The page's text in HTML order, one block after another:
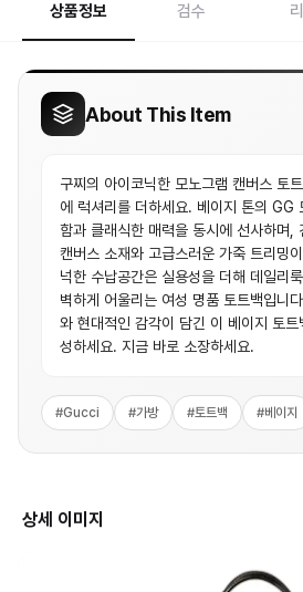
상품정보 검수
About This Item
구찌의 아이코닉한 모노그램 캔버스 토
에 럭셔리를 더하세요. 베이지 톤의 GG
함과 클래식한 매력을 동시에 선사하며,
캔버스 소재와 고급스러운 가죽 트리밍
넉한 수납공간은 실용성을 더해 데일리
벽하게 어울리는 여성 명품 토트백입니
와 현대적인 감각이 담긴 이 베이지 토
성하세요. 지금 바로 소장하세요.
#Gucci #가방 #토트백 #베이지
상세 이미지